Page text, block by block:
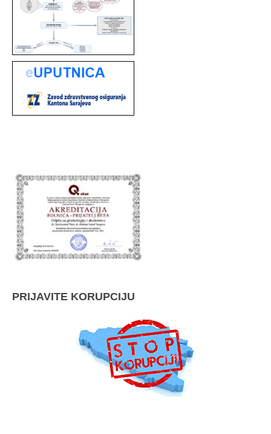
PRIJAVITE KORUPCIJU